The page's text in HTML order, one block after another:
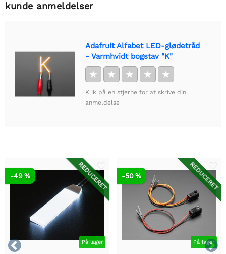
kunde anmeldelser
Adafruit Alfabet LED-glødetråd
- Varmhvidt bogstav "K"
★ ★ ★ ★ ★
Klik på en stjerne for at skrive din
anmeldelse


REDUCERET
På lager
-49 % REDUCERET
På lager
-50 %